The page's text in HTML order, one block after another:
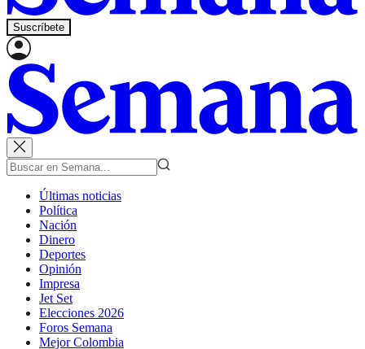
Suscríbete
Últimas noticias
Política
Nación
Dinero
Deportes
Opinión
Impresa
Jet Set
Elecciones 2026
Foros Semana
Mejor Colombia